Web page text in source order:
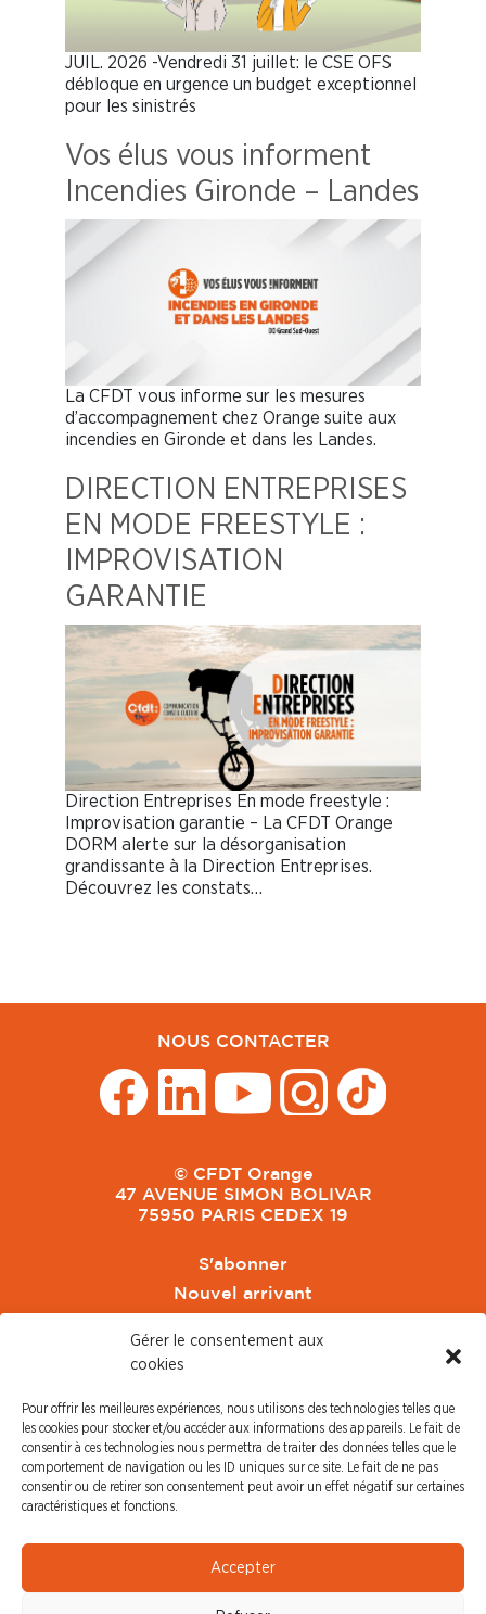
Gérer le consentement aux
cookies
Pour offrir les meilleures expériences, nous utilisons des technologies telles que
les cookies pour stocker et/ou accéder aux informations des appareils. Le fait de
consentir à ces technologies nous permettra de traiter des données telles que le
comportement de navigation ou les ID uniques sur ce site. Le fait de ne pas
consentir ou de retirer son consentement peut avoir un effet négatif sur certaines
caractéristiques et fonctions.
Accepter
JUIL. 2026 -Vendredi 31 juillet: le CSE OFS
débloque en urgence un budget exceptionnel
pour les sinistrés
Vos élus vous informent
Incendies Gironde – Landes
La CFDT vous informe sur les mesures
d’accompagnement chez Orange suite aux
incendies en Gironde et dans les Landes.
DIRECTION ENTREPRISES
EN MODE FREESTYLE :
IMPROVISATION
GARANTIE
Direction Entreprises En mode freestyle :
Improvisation garantie – La CFDT Orange
DORM alerte sur la désorganisation
grandissante à la Direction Entreprises.
Découvrez les constats…
NOUS CONTACTER
© CFDT Orange
47 AVENUE SIMON BOLIVAR
75950 PARIS CEDEX 19
S'abonner
Nouvel arrivant
CFDT Cadres
CFDT Retraités
L'UFFA
PRESSE
Communiqué de Presse